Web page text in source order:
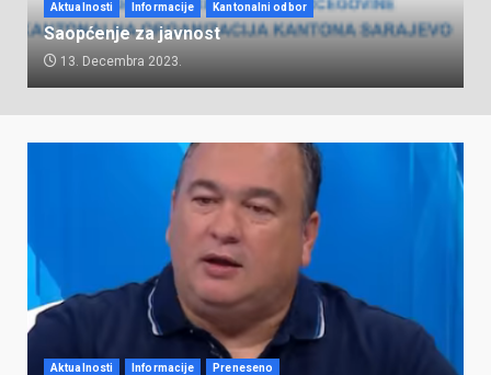
Aktualnosti Informacije Kantonalni odbor
Saopćenje za javnost
13. Decembra 2023.
Aktualnosti Informacije Preneseno